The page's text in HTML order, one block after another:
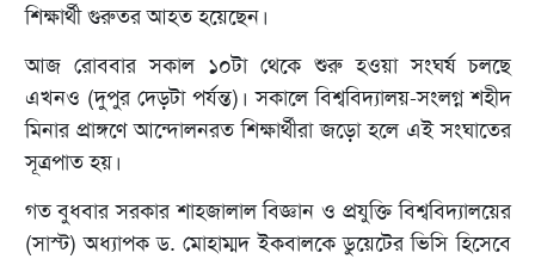
শিক্ষার্থী গুরুতর আহত হয়েছেন।
আজ রোববার সকাল ১০টা থেকে শুরু হওয়া সংঘর্ষ চলছে
এখনও (দুপুর দেড়টা পর্যন্ত)। সকালে বিশ্ববিদ্যালয়-সংলগ্ন শহীদ
মিনার প্রাঙ্গণে আন্দোলনরত শিক্ষার্থীরা জড়ো হলে এই সংঘাতের
সূত্রপাত হয়।
গত বুধবার সরকার শাহজালাল বিজ্ঞান ও প্রযুক্তি বিশ্ববিদ্যালয়ের
(সাস্ট) অধ্যাপক ড. মোহাম্মদ ইকবালকে ডুয়েটের ভিসি হিসেবে